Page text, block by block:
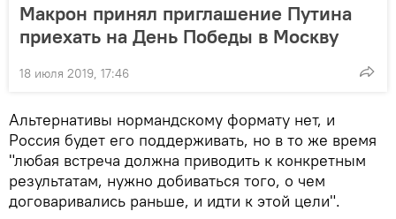
Макрон принял приглашение Путина
приехать на День Победы в Москву
18 июля 2019, 17:46
Альтернативы нормандскому формату нет, и
Россия будет его поддерживать, но в то же время
"любая встреча должна приводить к конкретным
результатам, нужно добиваться того, о чем
договаривались раньше, и идти к этой цели".